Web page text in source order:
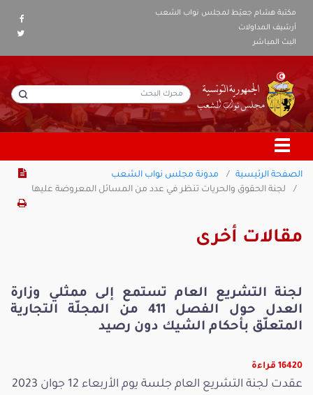
مكتبة هشام جعيّط لمجلس نواب الشعب
أرشيف المداولات
البث المباشر
الصفحة الرئيسية
مدونة مجلس نواب الشعب
لجنة الحقوق والحريات تنظر في عدد من المسائل المعروضة عليها
مقالات أخرى
لجنة التشريع العام تستمع إلى ممثلي وزارة
العدل حول الفصل 411 من المجلّة التجارية
المتعلّق بأحكام الشيك دون رصيد
16420 قراءة
عقدت لجنة التشريع العام جلسة يوم الأربعاء 12 جوان 2023